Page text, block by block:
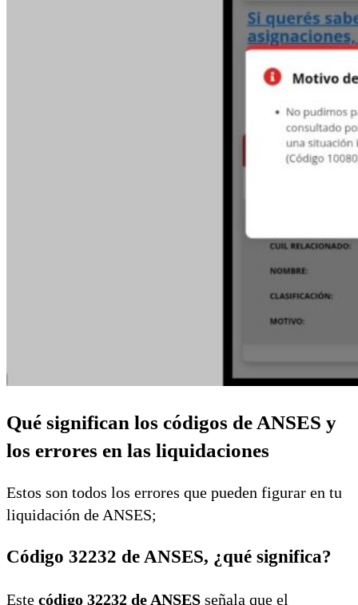
Qué significan los códigos de ANSES y
los errores en las liquidaciones
Estos son todos los errores que pueden figurar en tu
liquidación de ANSES;
Código 32232 de ANSES, ¿qué significa?
Este código 32232 de ANSES señala que el